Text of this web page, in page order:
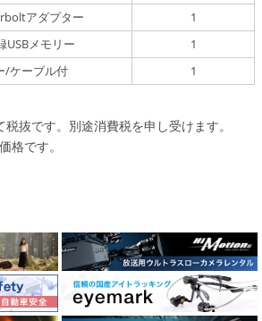
アダプター
1
USBメモリー
1
/ケーブル付
1
抜です。別途消費税を申し受けます。
格です。